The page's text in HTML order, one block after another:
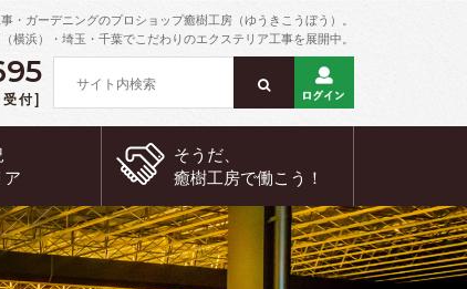
・ガーデニングのプロショップ癒樹工房（ゆうきこうぼう）。
横浜）・埼玉・千葉でこだわりのエクステリア工事を展開中。
付]
ア
そうだ、
癒樹工房で働こう！